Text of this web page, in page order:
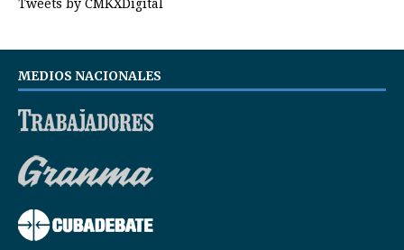
Tweets by CMKXDigital
MEDIOS NACIONALES